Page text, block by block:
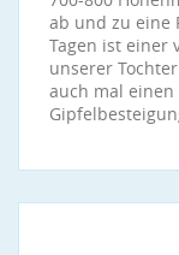
ab und zu eine
Tagen ist einer
unserer
auch mal